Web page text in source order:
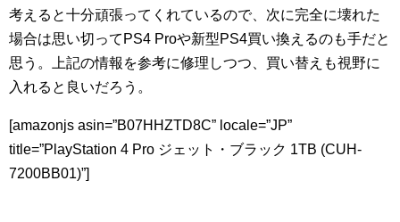
考えると十分頑張ってくれているので、次に完全に壊れた
場合は思い切ってPS4 Proや新型PS4買い換えるのも手だと
思う。上記の情報を参考に修理しつつ、買い替えも視野に
入れると良いだろう。
[amazonjs asin=”B07HHZTD8C” locale=”JP”
title=”PlayStation 4 Pro ジェット・ブラック 1TB (CUH-
7200BB01)”]